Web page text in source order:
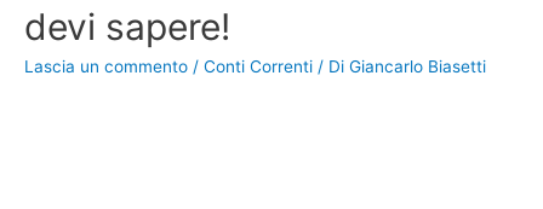
devi sapere!
Lascia un commento / Conti Correnti / Di Giancarlo Biasetti